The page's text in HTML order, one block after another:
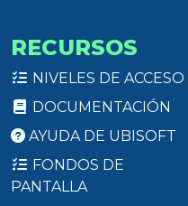
RECURSOS
NIVELES DE ACCESO
DOCUMENTACIÓN
AYUDA DE UBISOFT
FONDOS DE
PANTALLA